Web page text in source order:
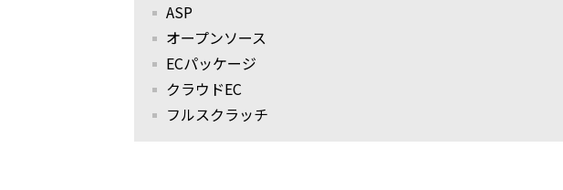
ASP
オープンソース
ECパッケージ
クラウドEC
フルスクラッチ